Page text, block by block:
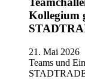
Kollegium
21. Mai 2026
Teams und